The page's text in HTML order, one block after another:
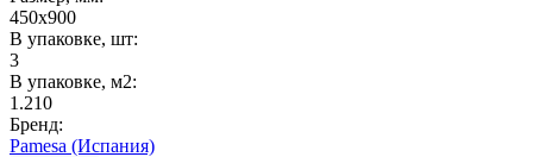
450x900
В упаковке, шт:
3
В упаковке, м2:
1.210
Бренд:
Pamesa (Испания)